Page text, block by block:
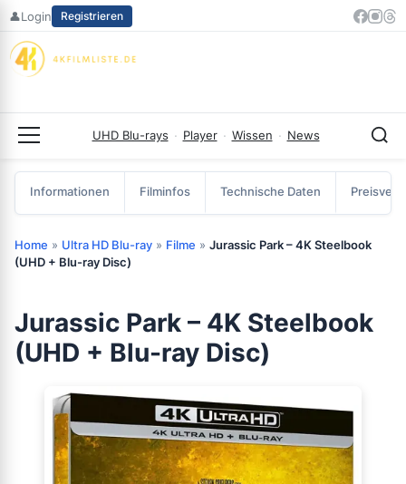
Zum
springen
👤Login Registrieren
UHD Blu-rays · Player · Wissen · News
Informationen Filminfos Technische Daten
Home » Ultra HD Blu-ray » Filme » Jurassic Park – 4K Steelbook
(UHD + Blu-ray Disc)
Jurassic Park – 4K Steelbook
(UHD + Blu-ray Disc)